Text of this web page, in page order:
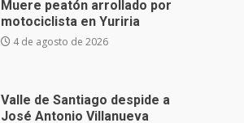
Valle de Santiago despide a
José Antonio Villanueva